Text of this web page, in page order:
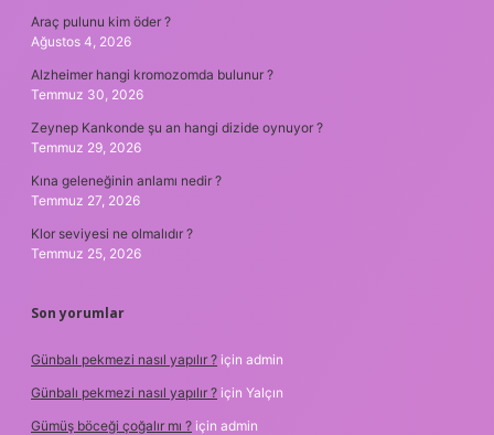
Araç pulunu kim öder ?
Ağustos 4, 2026
Alzheimer hangi kromozomda bulunur ?
Temmuz 30, 2026
Zeynep Kankonde şu an hangi dizide oynuyor ?
Temmuz 29, 2026
Kına geleneğinin anlamı nedir ?
Temmuz 27, 2026
Klor seviyesi ne olmalıdır ?
Temmuz 25, 2026
Son yorumlar
Günbalı pekmezi nasıl yapılır ? için admin
Günbalı pekmezi nasıl yapılır ? için Yalçın
Gümüş böceği çoğalır mı ? için admin